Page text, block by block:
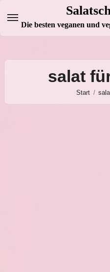
Inhalt
springen
Die besten veganen und
salat
Start